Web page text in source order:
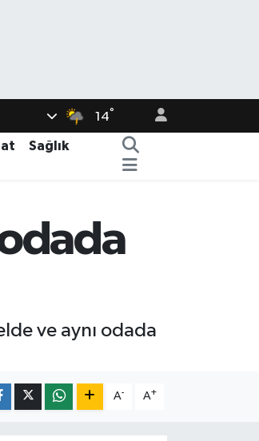
14°
Sağlık
ve aynı odada
A- A+